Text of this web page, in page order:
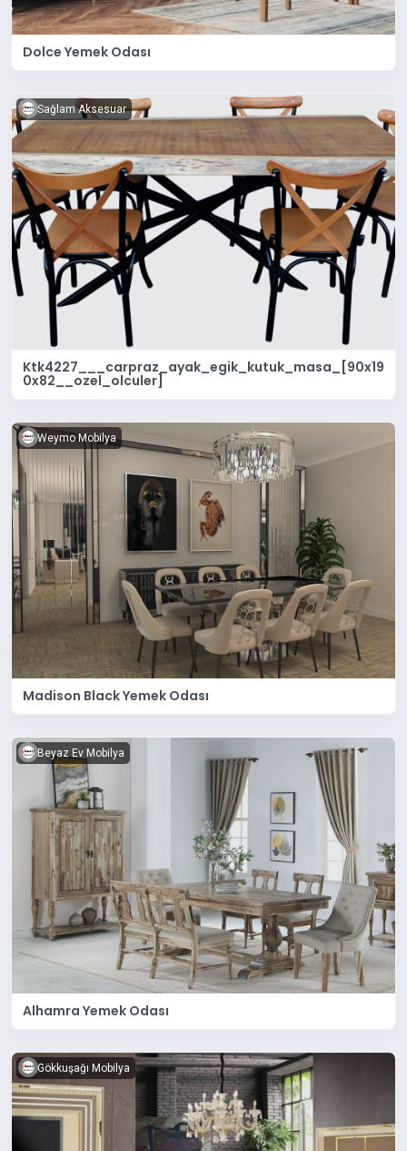
Dolce Yemek Odası
Sağlam Aksesuar
Ktk4227___carpraz_ayak_egik_kutuk_masa_[90x19
0x82__ozel_olculer]
Weymo Mobilya
Madison Black Yemek Odası
Beyaz Ev Mobilya
Alhamra Yemek Odası
Gökkuşağı Mobilya